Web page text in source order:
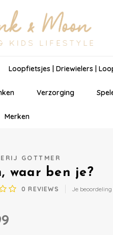
Loopfietsjes | Driewielers |
Verzorging
Merken
GOTTMER
waar ben je?
0 REVIEWS Je beoordeling